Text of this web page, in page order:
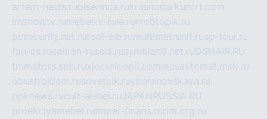
artem-news.rubiserinca.rukrasnodarkurort.com
imshowtv.ru mebel-v-tule.ru mobtopik.ru
pcsecurity.net.rutool-sib.ru multimetrunit.rusp-tour.ru
fan-cs.rusanteh-russia.rusymbian9.net.ruDSHAIR.RU
tmmotors.spb.ruxjocuricopii.com musavtomat.msk.ru
obustrojdom.rusovetcik.ruybaranovskaya.ru
ppknews.rucult-alshei.ruJAPANRUSSIA.RU
proekciyamebel.ru imper-finans.ru rim.org.ru